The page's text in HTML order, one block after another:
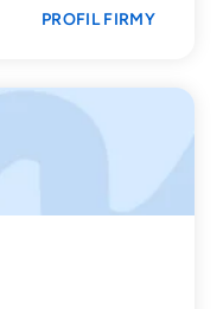
PROFIL FIRMY